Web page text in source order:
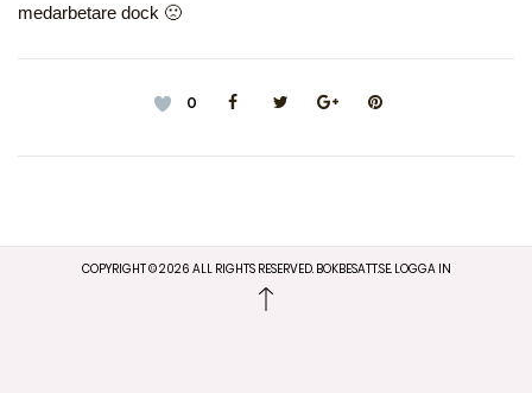
medarbetare dock 🙁
0
COPYRIGHT ©2026 ALL RIGHTS RESERVED. BOKBESATT.SE. LOGGA IN